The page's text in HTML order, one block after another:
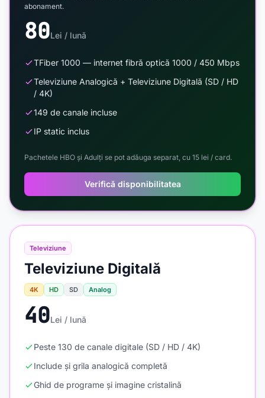
Televiziune
Televiziune Digitală
4K HD SD Analog
40Lei / lună
Peste 130 de canale digitale (SD / HD / 4K)
Include și grila analogică completă
Ghid de programe și imagine cristalină
abonament.
80Lei / lună
TFiber 1000 — internet fibră optică 1000 / 450 Mbps
Televiziune Analogică + Televiziune Digitală (SD / HD
/ 4K)
149 de canale incluse
IP static inclus
Pachetele HBO și Adulți se pot adăuga separat, cu 15 lei / card.
Verifică disponibilitatea